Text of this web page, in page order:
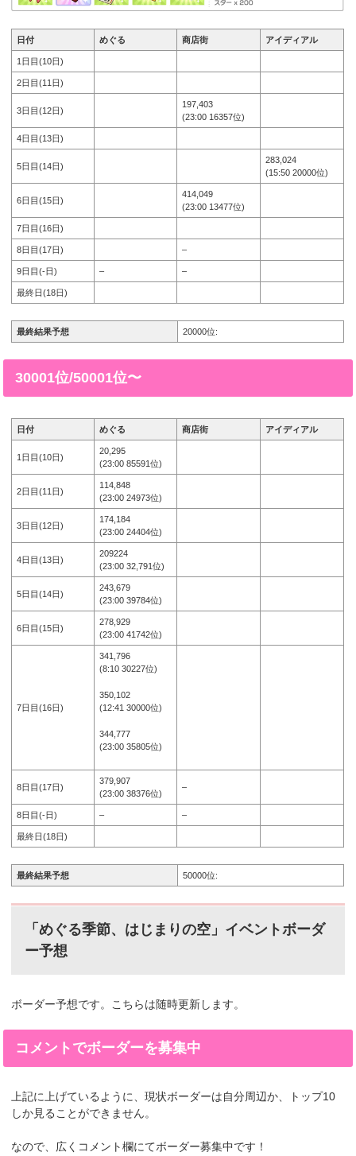
日付 めぐる 商店街 アイディアル
1日目(10日)
2日目(11日)
3日目(12日)
197,403
(23:00 16357位)
4日目(13日)
5日目(14日)
283,024
(15:50 20000位)
6日目(15日)
414,049
(23:00 13477位)
7日目(16日)
8日目(17日) –
9日目(-日) – –
最終日(18日)
最終結果予想 20000位:
30001位/50001位〜
日付 めぐる 商店街 アイディアル
1日目(10日)
20,295
(23:00 85591位)
2日目(11日)
114,848
(23:00 24973位)
3日目(12日)
174,184
(23:00 24404位)
4日目(13日)
209224
(23:00 32,791位)
5日目(14日)
243,679
(23:00 39784位)
6日目(15日)
278,929
(23:00 41742位)
7日目(16日)
341,796
(8:10 30227位)
350,102
(12:41 30000位)
344,777
(23:00 35805位)
8日目(17日)
379,907
(23:00 38376位)
–
8日目(-日) – –
最終日(18日)
最終結果予想 50000位:
「めぐる季節、はじまりの空」イベントボーダ
ー予想
ボーダー予想です。こちらは随時更新します。
コメントでボーダーを募集中
上記に上げているように、現状ボーダーは自分周辺か、トップ10
しか見ることができません。
なので、広くコメント欄にてボーダー募集中です！